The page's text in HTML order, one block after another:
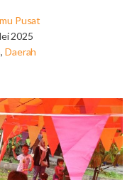
Pusat
2025
, Daerah